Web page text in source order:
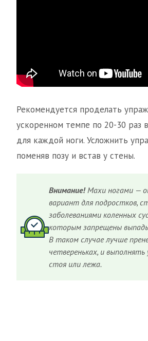
Рекомендуется проделать
ускоренном темпе по 20-30 раз
для каждой ноги. Усложнить
поменяв позу и встав у стены.
Внимание!Махи ногами —
вариант для подростков,
заболеваниями коленных
которым запрещены
В таком случае лучше
четвереньках, и выполнять
стоя или лежа.